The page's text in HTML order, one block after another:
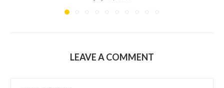
LEAVE A COMMENT